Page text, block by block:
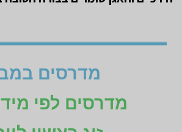
מדרסים במבצע: 3 זוגות לפי מידת גבס בהתאמה
מדרסים לפי